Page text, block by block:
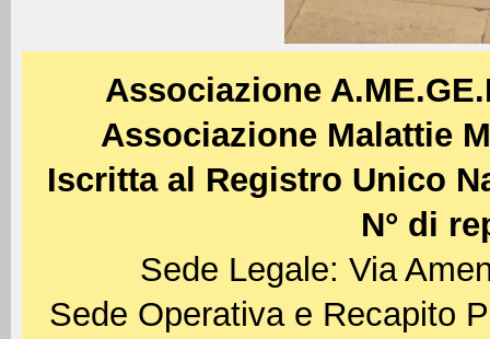
Associazione
Associazione Malattie
Iscritta al Registro Unico
N° di
Sede Legale: Via
Sede Operativa e Recapito